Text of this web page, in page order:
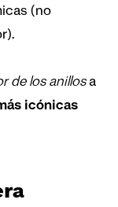
(no
de los anillosa
icónicas